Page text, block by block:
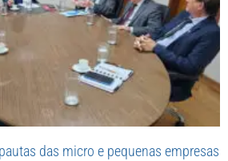
das micro e pequenas empresas